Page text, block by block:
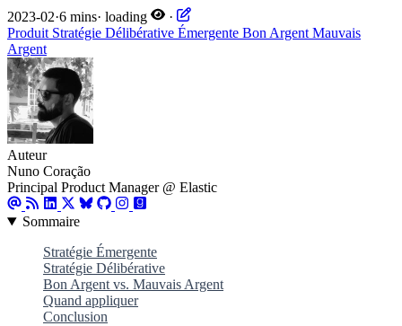
2023-02·6 mins· loading
·
Produit Stratégie Délibérative Émergente Bon Argent Mauvais
Argent
Auteur
Nuno Coração
Principal Product Manager @ Elastic
Sommaire
Stratégie Émergente
Stratégie Délibérative
Bon Argent vs. Mauvais Argent
Quand appliquer
Conclusion